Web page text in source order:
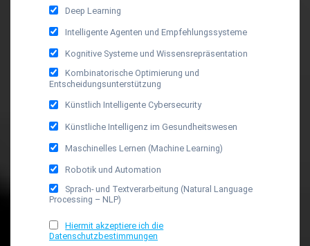
Deep Learning
Intelligente Agenten und Empfehlungssysteme
Kognitive Systeme und Wissensrepräsentation
Kombinatorische Optimierung und
Entscheidungsunterstützung
Künstlich Intelligente Cybersecurity
Künstliche Intelligenz im Gesundheitswesen
Maschinelles Lernen (Machine Learning)
Robotik und Automation
Sprach- und Textverarbeitung (Natural Language
Processing – NLP)
Hiermit akzeptiere ich die
Datenschutzbestimmungen